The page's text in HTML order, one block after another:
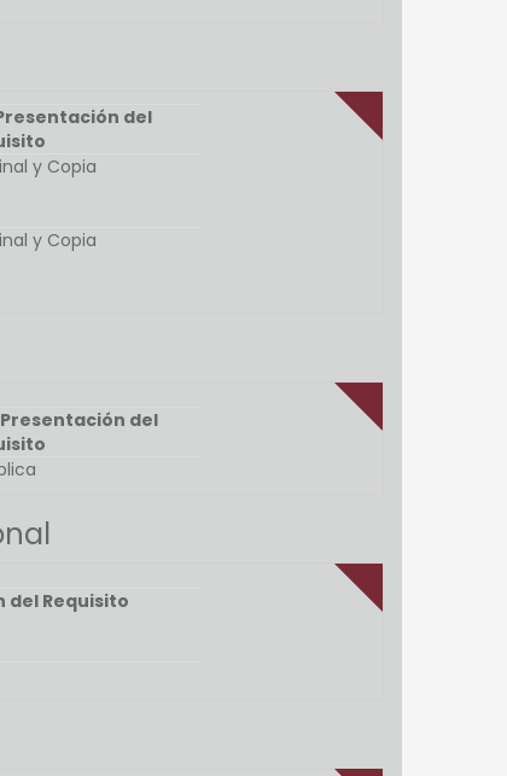
del
y Copia
y Copia
del
del Requisito